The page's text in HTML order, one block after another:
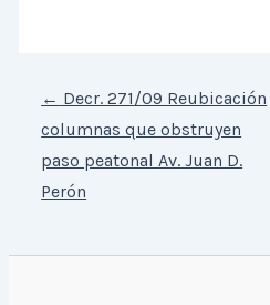
← Decr. 271/09 Reubicación
columnas que obstruyen
paso peatonal Av. Juan D.
Perón